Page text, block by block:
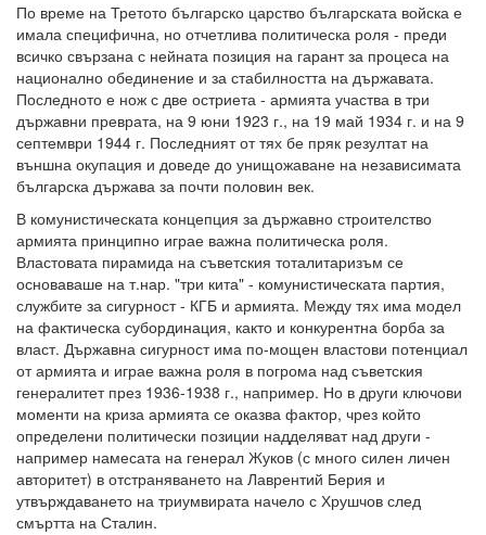
По време на Третото българско царство българската войска е
имала специфична, но отчетлива политическа роля - преди
всичко свързана с нейната позиция на гарант за процеса на
национално обединение и за стабилността на държавата.
Последното е нож с две остриета - армията участва в три
държавни преврата, на 9 юни 1923 г., на 19 май 1934 г. и на 9
септември 1944 г. Последният от тях бе пряк резултат на
външна окупация и доведе до унищожаване на независимата
българска държава за почти половин век.
В комунистическата концепция за държавно строителство
армията принципно играе важна политическа роля.
Властовата пирамида на съветския тоталитаризъм се
основаваше на т.нар. "три кита" - комунистическата партия,
службите за сигурност - КГБ и армията. Между тях има модел
на фактическа субординация, както и конкурентна борба за
власт. Държавна сигурност има по-мощен властови потенциал
от армията и играе важна роля в погрома над съветския
генералитет през 1936-1938 г., например. Но в други ключови
моменти на криза армията се оказва фактор, чрез който
определени политически позиции надделяват над други -
например намесата на генерал Жуков (с много силен личен
авторитет) в отстраняването на Лаврентий Берия и
утвърждаването на триумвирата начело с Хрушчов след
смъртта на Сталин.